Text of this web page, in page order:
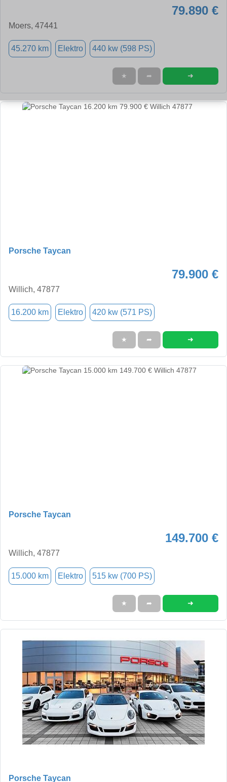
79.890 €
Moers, 47441
45.270 km Elektro 440 kw (598 PS)
★ ➦ ➜
Porsche Taycan
79.900 €
Willich, 47877
16.200 km Elektro 420 kw (571 PS)
★ ➦ ➜
Porsche Taycan
149.700 €
Willich, 47877
15.000 km Elektro 515 kw (700 PS)
★ ➦ ➜
Porsche Taycan